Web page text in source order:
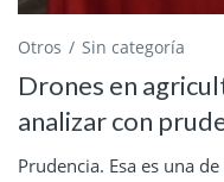
Otros Sin categoría
Drones en
analizar con
Prudencia. Esa es una